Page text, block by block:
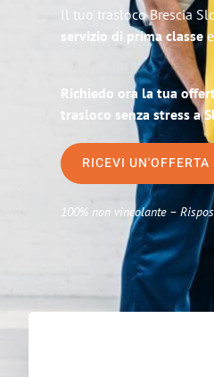
Il tuo trasloco Brescia
servizio di prima classe
Richiedo ora la tua
trasloco senza stress a
RICEVI
100% non vincolante –